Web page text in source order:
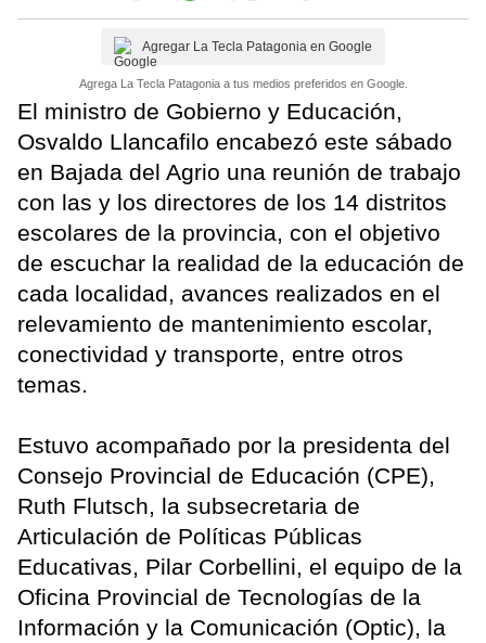
Agregar La Tecla Patagonia en Google
Agrega La Tecla Patagonia a tus medios preferidos en Google.
El ministro de Gobierno y Educación,
Osvaldo Llancafilo encabezó este sábado
en Bajada del Agrio una reunión de trabajo
con las y los directores de los 14 distritos
escolares de la provincia, con el objetivo
de escuchar la realidad de la educación de
cada localidad, avances realizados en el
relevamiento de mantenimiento escolar,
conectividad y transporte, entre otros
temas.
Estuvo acompañado por la presidenta del
Consejo Provincial de Educación (CPE),
Ruth Flutsch, la subsecretaria de
Articulación de Políticas Públicas
Educativas, Pilar Corbellini, el equipo de la
Oficina Provincial de Tecnologías de la
Información y la Comunicación (Optic), la